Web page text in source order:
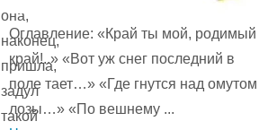
она,
наконец,
пришла,
задул
такой
Оглавление: «Край ты мой, родимый
край!..» «Вот уж снег последний в
поле тает…» «Где гнутся над омутом
лозы…» «По вешнему ...